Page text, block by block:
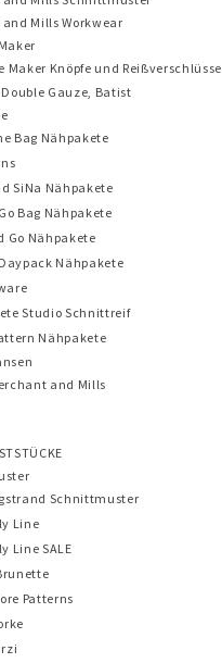
Mills Workwear
Maker Knöpfe und Reißverschlüsse
Gauze, Batist
Bag Nähpakete
SiNa Nähpakete
Bag Nähpakete
Go Nähpakete
Nähpakete
Studio Schnittreif
Nähpakete
and Mills
Schnittmuster
Line
Line SALE
Patterns